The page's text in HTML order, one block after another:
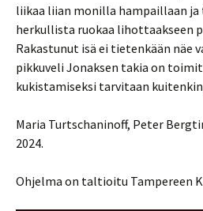
liikaa liian monilla hampaillaan ja
herkullista ruokaa lihottaakseen
Rakastunut isä ei tietenkään näe
pikkuveli Jonaksen takia on
kukistamiseksi tarvitaan
Maria Turtschaninoff, Peter
2024.
Ohjelma on taltioitu Tampereen